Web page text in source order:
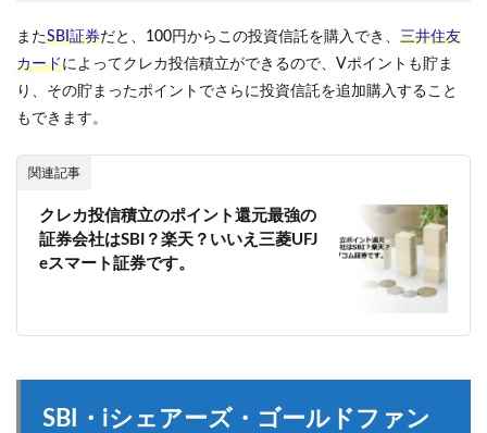
またSBI証券だと、100円からこの投資信託を購入でき、 三井住友
カードによってクレカ投信積立ができるので、Vポイントも貯ま
り、その貯まったポイントでさらに投資信託を追加購入すること
もできます。
関連記事
クレカ投信積立のポイント還元最強の
証券会社はSBI？楽天？いいえ三菱UFJ
eスマート証券です。
SBI・iシェアーズ・ゴールドファン